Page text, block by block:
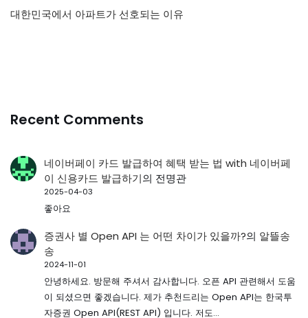
대한민국에서 아파트가 선호되는 이유
Recent Comments
네이버페이 카드 발급하여 혜택 받는 법 with 네이버페
이 신용카드 발급하기의 전명관
2025-04-03
좋아요
증권사 별 Open API 는 어떤 차이가 있을까?의 알뜰송
송
2024-11-01
안녕하세요. 방문해 주셔서 감사합니다. 오픈 API 관련해서 도움
이 되셨으면 좋겠습니다. 제가 추천드리는 Open API는 한국투
자증권 Open API(REST API) 입니다. 저도…